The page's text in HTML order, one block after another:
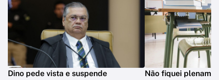
Dino pede vista e suspende
Não fiquei